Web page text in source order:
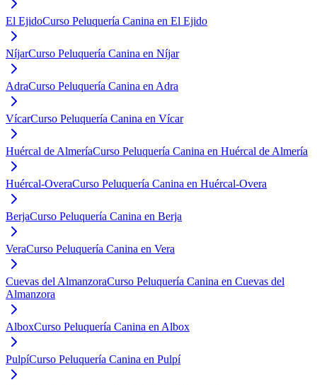
El EjidoCurso Peluquería Canina en El Ejido
NíjarCurso Peluquería Canina en Níjar
AdraCurso Peluquería Canina en Adra
VícarCurso Peluquería Canina en Vícar
Huércal de AlmeríaCurso Peluquería Canina en Huércal de Almería
Huércal-OveraCurso Peluquería Canina en Huércal-Overa
BerjaCurso Peluquería Canina en Berja
VeraCurso Peluquería Canina en Vera
Cuevas del AlmanzoraCurso Peluquería Canina en Cuevas del
Almanzora
AlboxCurso Peluquería Canina en Albox
PulpíCurso Peluquería Canina en Pulpí